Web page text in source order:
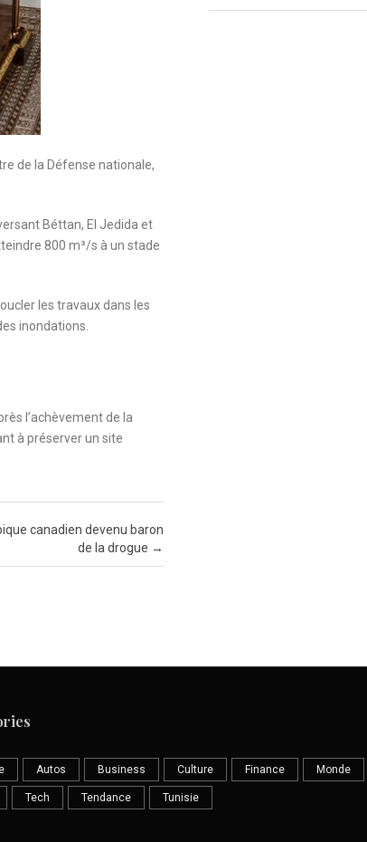
de la Défense nationale,
Béttan, El Jedida et
800 m³/s à un stade
les travaux dans les
inondations.
l’achèvement de la
à préserver un site
canadien devenu baron
de la drogue →
Autos Business Culture Finance Monde
Tech Tendance Tunisie